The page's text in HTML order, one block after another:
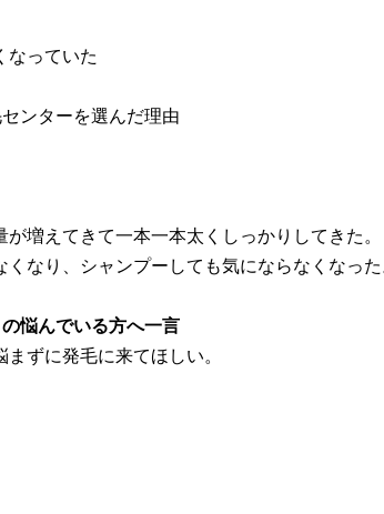
なっていた
ンターを選んだ理由
が増えてきて一本一本太くしっかりしてきた。
くなり、シャンプーしても気にならなくなっ
悩んでいる方へ一言
ずに発毛に来てほしい。